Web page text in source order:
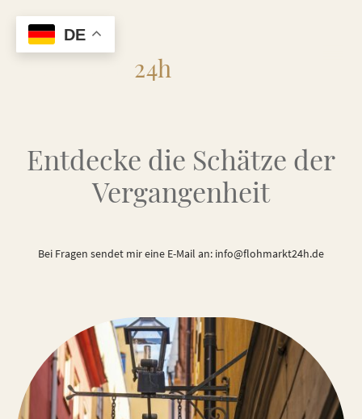
24h
Entdecke die Schätze der
Vergangenheit
Bei Fragen sendet mir eine E-Mail an: info@flohmarkt24h.de
DE